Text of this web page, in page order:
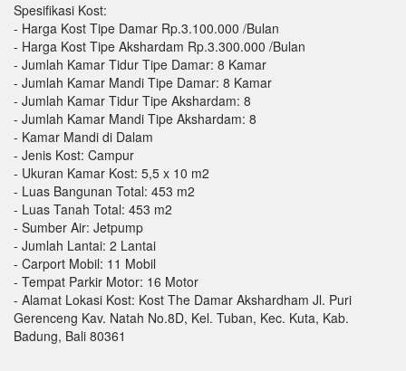
Spesifikasi Kost:
- Harga Kost Tipe Damar Rp.3.100.000 /Bulan
- Harga Kost Tipe Akshardam Rp.3.300.000 /Bulan
- Jumlah Kamar Tidur Tipe Damar: 8 Kamar
- Jumlah Kamar Mandi Tipe Damar: 8 Kamar
- Jumlah Kamar Tidur Tipe Akshardam: 8
- Jumlah Kamar Mandi Tipe Akshardam: 8
- Kamar Mandi di Dalam
- Jenis Kost: Campur
- Ukuran Kamar Kost: 5,5 x 10 m2
- Luas Bangunan Total: 453 m2
- Luas Tanah Total: 453 m2
- Sumber Air: Jetpump
- Jumlah Lantai: 2 Lantai
- Carport Mobil: 11 Mobil
- Tempat Parkir Motor: 16 Motor
- Alamat Lokasi Kost: Kost The Damar Akshardham Jl. Puri
Gerenceng Kav. Natah No.8D, Kel. Tuban, Kec. Kuta, Kab.
Badung, Bali 80361